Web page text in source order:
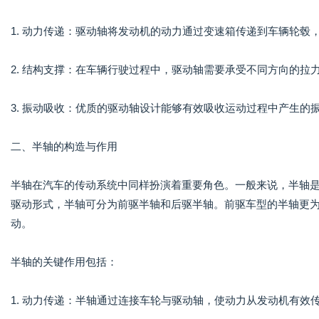
1. 动力传递：驱动轴将发动机的动力通过变速箱传递到车辆轮毂
2. 结构支撑：在车辆行驶过程中，驱动轴需要承受不同方向的
3. 振动吸收：优质的驱动轴设计能够有效吸收运动过程中产生的
二、半轴的构造与作用
半轴在汽车的传动系统中同样扮演着重要角色。一般来说，半轴
驱动形式，半轴可分为前驱半轴和后驱半轴。前驱车型的半轴更
动。
半轴的关键作用包括：
1. 动力传递：半轴通过连接车轮与驱动轴，使动力从发动机有效